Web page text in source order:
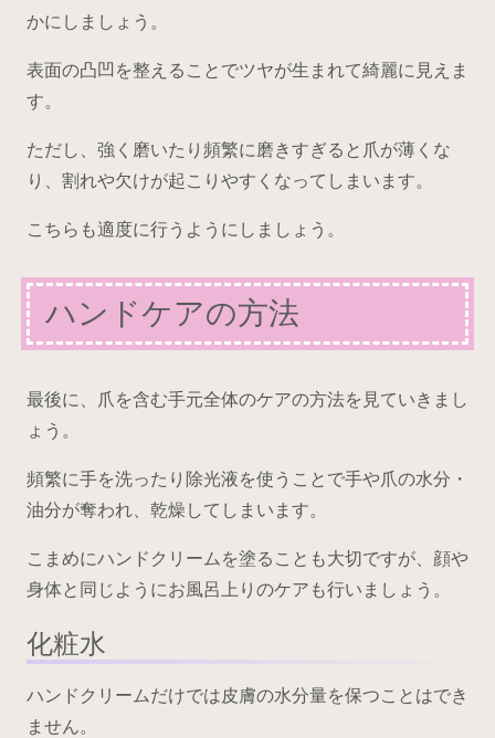
かにしましょう。
表面の凸凹を整えることでツヤが生まれて綺麗に見えま
す。
ただし、強く磨いたり頻繁に磨きすぎると爪が薄くな
り、割れや欠けが起こりやすくなってしまいます。
こちらも適度に行うようにしましょう。
ハンドケアの方法
最後に、爪を含む手元全体のケアの方法を見ていきまし
ょう。
頻繁に手を洗ったり除光液を使うことで手や爪の水分・
油分が奪われ、乾燥してしまいます。
こまめにハンドクリームを塗ることも大切ですが、顔や
身体と同じようにお風呂上りのケアも行いましょう。
化粧水
ハンドクリームだけでは皮膚の水分量を保つことはでき
ません。